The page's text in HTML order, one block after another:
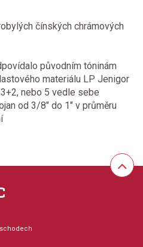
čínských chrámových
původním tóninám
materiálu LP Jenigor
nebo 5 vedle sebe
od 3/8" do 1" v průměru